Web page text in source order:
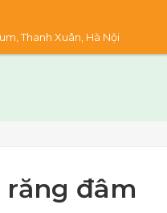
Thanh Xuân, Hà Nội
đâm